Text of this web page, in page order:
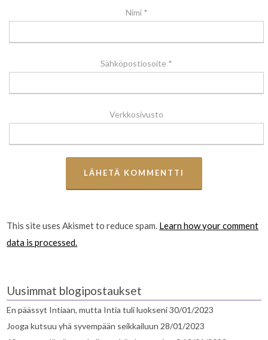
Nimi *
Sähköpostiosoite *
Verkkosivusto
This site uses Akismet to reduce spam. Learn how your comment
data is processed.
Uusimmat blogipostaukset
En päässyt Intiaan, mutta Intia tuli luokseni30/01/2023
Jooga kutsuu yhä syvempään seikkailuun 28/01/2023